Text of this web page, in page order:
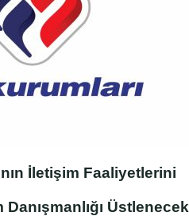
İletişim Faaliyetlerini
Üstlenecek